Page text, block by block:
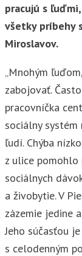
pracujú s
všetky príbehy
Miroslavov.
„Mnohým
zabojovať.
pracovníčka
sociálny
ľudí. Chýba
z ulice pomohlo
sociálnych
a živobytie. V
zázemie jedine
Jeho súčasťou
s celodenným